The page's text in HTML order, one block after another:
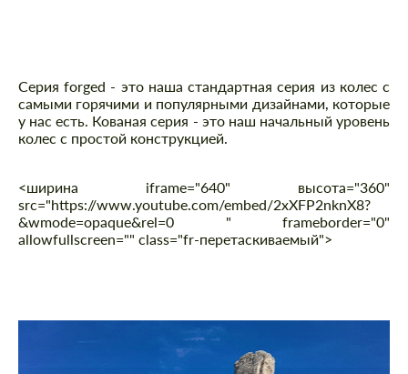
Описание
Серия forged - это наша стандартная серия из колес с
самыми горячими и популярными дизайнами, которые
у нас есть. Кованая серия - это наш начальный уровень
колес с простой конструкцией.
<ширина iframe="640" высота="360"
src="https://www.youtube.com/embed/2xXFP2nknX8?
&wmode=opaque&rel=0 " frameborder="0"
allowfullscreen="" class="fr-перетаскиваемый">